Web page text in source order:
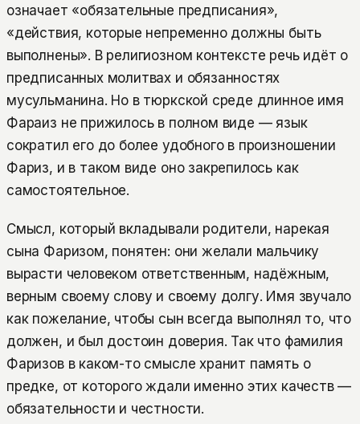
означает «обязательные предписания»,
«действия, которые непременно должны быть
выполнены». В религиозном контексте речь идёт о
предписанных молитвах и обязанностях
мусульманина. Но в тюркской среде длинное имя
Фараиз не прижилось в полном виде — язык
сократил его до более удобного в произношении
Фариз, и в таком виде оно закрепилось как
самостоятельное.
Смысл, который вкладывали родители, нарекая
сына Фаризом, понятен: они желали мальчику
вырасти человеком ответственным, надёжным,
верным своему слову и своему долгу. Имя звучало
как пожелание, чтобы сын всегда выполнял то, что
должен, и был достоин доверия. Так что фамилия
Фаризов в каком-то смысле хранит память о
предке, от которого ждали именно этих качеств —
обязательности и честности.